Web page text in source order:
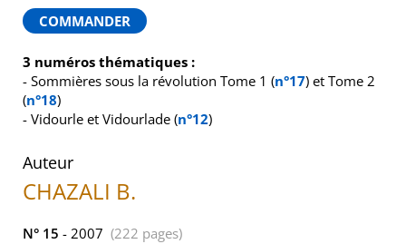
3 numéros thématiques :
- Sommières sous la révolution Tome 1 (n°17) et Tome 2
(n°18)
- Vidourle et Vidourlade (n°12)
Auteur
CHAZALI B.
N° 15 - 2007 (222 pages)